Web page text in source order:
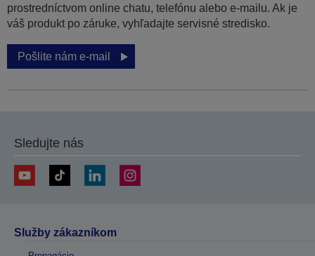
prostredníctvom online chatu, telefónu alebo e-mailu. Ak je
váš produkt po záruke, vyhľadajte servisné stredisko.
Pošlite nám e-mail
Sledujte nás
Služby zákazníkom